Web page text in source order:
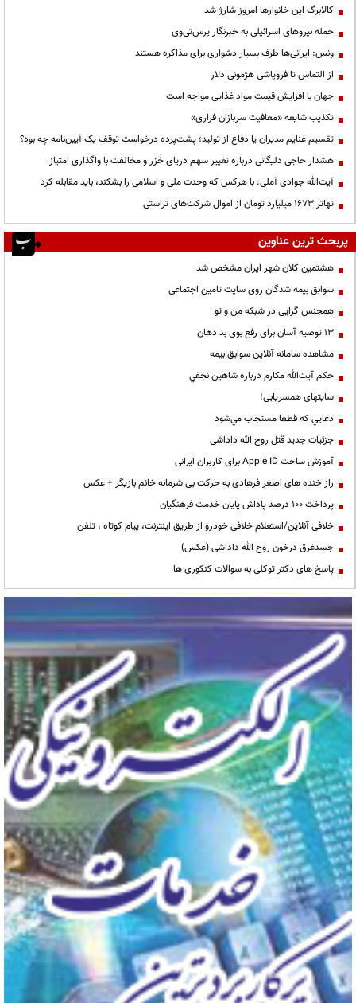
کالابرگ این خانوارها امروز شارژ شد
حمله نیروهای اسرائیلی به خبرنگار پرس‌تی‌وی
ونس: ایرانی‌ها طرف بسیار دشواری برای مذاکره هستند
از التماس تا فروپاشی هژمونی دلار
جهان با افزایش قیمت مواد غذایی مواجه است
تکذیب شایعه «معافیت سربازان فراری»
تقسیم غنایم مدیران یا دفاع از تولید؛ پشت‌پرده درخواست توقف یک آیین‌نامه چه بود؟
هشدار حاجی دلیگانی درباره تغییر سهم دریای خزر و مخالفت با واگذاری امتیاز
آیت‌الله جوادی آملی: با هرکس که وحدت ملی و اسلامی را بشکند، باید مقابله کرد
تهاتر ۱۶۷۳ میلیارد تومان از اموال شرکت‌های تراستی
پربحث ترین عناوین
هشتمین کلان شهر ایران مشخص شد
سوابق بیمه شدگان روی سایت تامین اجتماعی
همجنس گرایی در شبکه من و تو
13 توصیه آسان برای رفع بوی بد دهان
مشاهده سامانه آنلاين سوابق بیمه
حكم آيت‌الله مكارم درباره شاهين نجفي
سایتهای همسریابی!
دعايي كه قطعا مستجاب مي‌شود
جزئیات جدید قتل روح الله داداشی
آموزش ساخت Apple ID برای کاربران ایرانی
راز خنده های اصغر فرهادی به حرکت بی شرمانه خانم بازیگر + عکس
پرداخت ۱۰۰ درصد پاداش پایان خدمت فرهنگیان
خلافی آنلاین/استعلام خلافی خودرو از طریق اینترنت، پیام کوتاه ، تلفن
جسدغرق درخون روح الله داداشی (عکس)
پاسخ های دکتر توکلی به سوالات کنکوری ها